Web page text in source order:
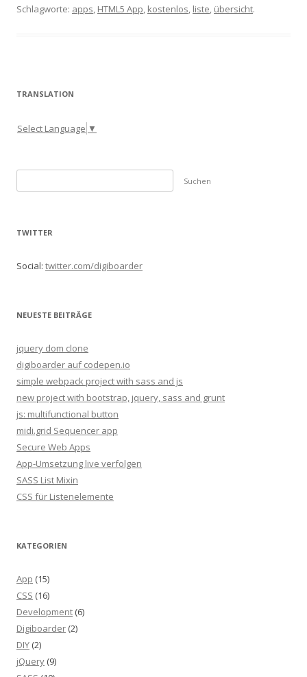
Schlagworte: apps, HTML5 App, kostenlos, liste, übersicht.
TRANSLATION
Select Language ▼
u
h
n
c
:
TWITTER
Social: twitter.com/digiboarder
NEUESTE BEITRÄGE
jquery dom clone
digiboarder auf codepen.io
simple webpack project with sass and js
new project with bootstrap, jquery, sass and grunt
js: multifunctional button
midi.grid Sequencer app
Secure Web Apps
App-Umsetzung live verfolgen
SASS List Mixin
CSS für Listenelemente
KATEGORIEN
App (15)
CSS (16)
Development (6)
Digiboarder (2)
DIY (2)
jQuery (9)